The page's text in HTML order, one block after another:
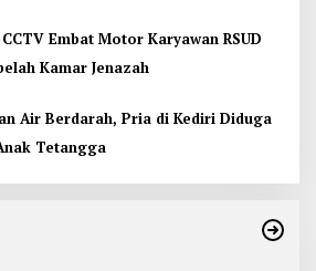
Embat Motor Karyawan RSUD
Kamar Jenazah
Air Berdarah, Pria di Kediri Diduga
Tetangga